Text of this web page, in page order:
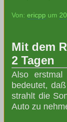
Von: ericpp um
Mit dem
2 Tagen
Also
bedeutet,
strahlt die
Auto zu